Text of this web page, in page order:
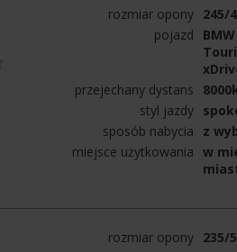
rozmiar opony 245/
pojazd
przejechany dystans
styl jazdy
sposób nabycia
z
miejsce użytkowania w
rozmiar opony 235/